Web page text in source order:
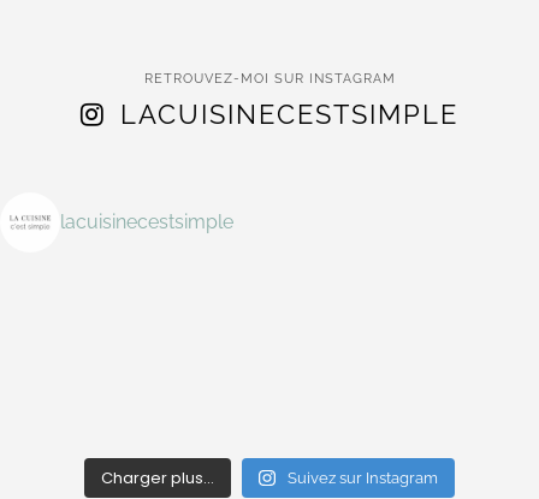
RETROUVEZ-MOI SUR INSTAGRAM
LACUISINECESTSIMPLE
lacuisinecestsimple
Charger plus… Suivez sur Instagram